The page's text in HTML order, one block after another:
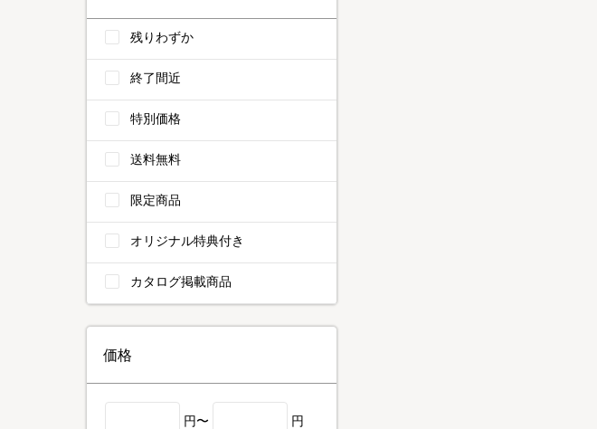
残りわずか
終了間近
特別価格
送料無料
限定商品
オリジナル特典付き
カタログ掲載商品
価格
円〜 円